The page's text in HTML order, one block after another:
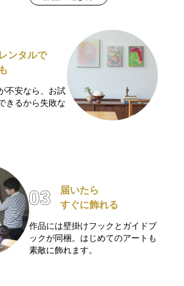
ンタルで
不安なら、お試
きるから失敗な
届いたら
すぐに飾れる
作品には壁掛けフックとガイドブ
ックが同梱。はじめてのアートも
素敵に飾れます。